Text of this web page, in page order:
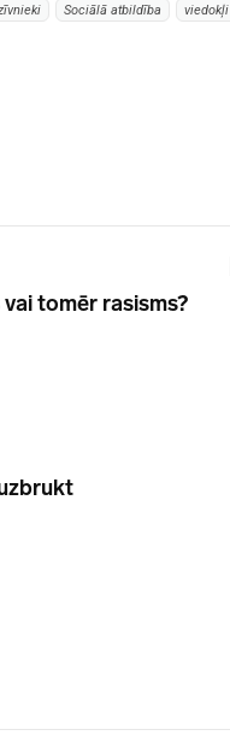
Sociālā atbildība viedokļi
tomēr rasisms?